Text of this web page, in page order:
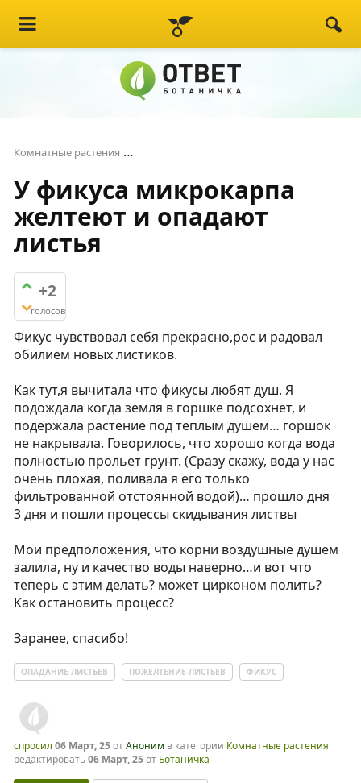
Комнатные растения
У фикуса микрокарпа
желтеют и опадают
листья
+2
голосов
Фикус чувствовал себя прекрасно,рос и радовал
обилием новых листиков.
Как тут,я вычитала что фикусы любят душ. Я
подождала когда земля в горшке подсохнет, и
подержала растение под теплым душем… горшок
не накрывала. Говорилось, что хорошо когда вода
полностью прольет грунт. (Сразу скажу, вода у нас
очень плохая, поливала я его только
фильтрованной отстоянной водой)… прошло дня
3 дня и пошли процессы скидывания листвы
Мои предположения, что корни воздушные душем
залила, ну и качество воды наверно…и вот что
теперь с этим делать? может цирконом полить?
Как остановить процесс?
Заранее, спасибо!
ОПАДАНИЕ-ЛИСТЬЕВ ПОЖЕЛТЕНИЕ-ЛИСТЬЕВ ФИКУС
спросил 06 Март, 25отАноним в категории Комнатные растения
редактировать06 Март, 25от Ботаничка